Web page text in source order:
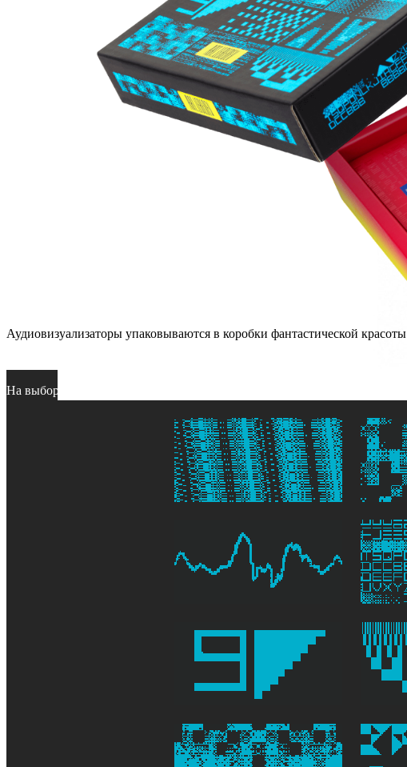
Аудиовизуализаторы упаковываются в коробки фантастической красоты
На выбор — 20 режимов воспроизведения.